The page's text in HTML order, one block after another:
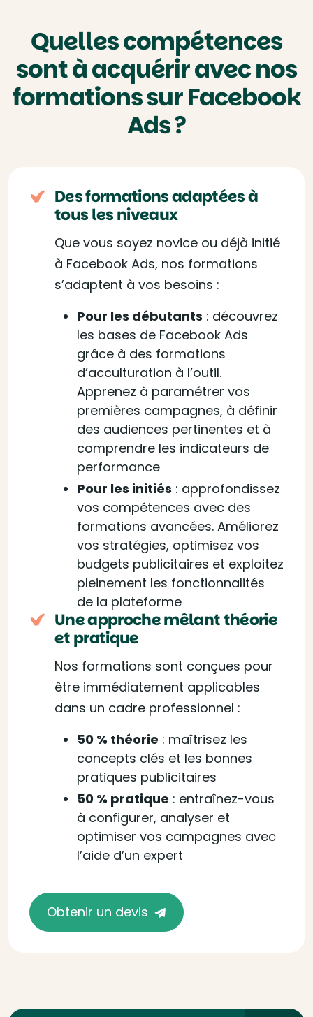
Quelles compétences
sont à acquérir avec nos
formations sur Facebook
Ads ?
Des formations adaptées à
tous les niveaux
Que vous soyez novice ou déjà initié
à Facebook Ads, nos formations
s’adaptent à vos besoins :
Pour les débutants : découvrez
les bases de Facebook Ads
grâce à des formations
d’acculturation à l’outil.
Apprenez à paramétrer vos
premières campagnes, à définir
des audiences pertinentes et à
comprendre les indicateurs de
performance
Pour les initiés : approfondissez
vos compétences avec des
formations avancées. Améliorez
vos stratégies, optimisez vos
budgets publicitaires et exploitez
pleinement les fonctionnalités
de la plateforme
Une approche mêlant théorie
et pratique
Nos formations sont conçues pour
être immédiatement applicables
dans un cadre professionnel :
50 % théorie : maîtrisez les
concepts clés et les bonnes
pratiques publicitaires
50 % pratique : entraînez-vous
à configurer, analyser et
optimiser vos campagnes avec
l’aide d’un expert
Obtenir un devis